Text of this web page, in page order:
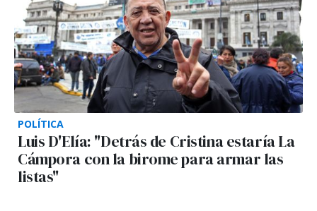
POLÍTICA
Luis D'Elía: "Detrás de Cristina estaría La
Cámpora con la birome para armar las
listas"